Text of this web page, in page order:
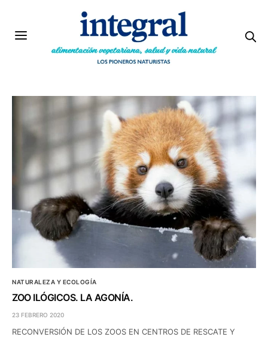
NATURALEZA Y ECOLOGÍA
ZOO ILÓGICOS. LA AGONÍA.
23 FEBRERO 2020
RECONVERSIÓN DE LOS ZOOS EN CENTROS DE RESCATE Y